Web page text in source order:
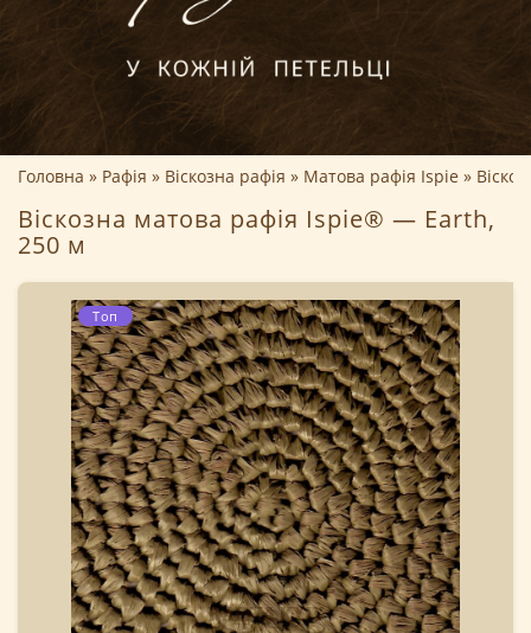
Головна Рафія Віскозна рафія Матова рафія Ispie
Віскозна матова рафія Ispie® — Earth,
250 м
Топ